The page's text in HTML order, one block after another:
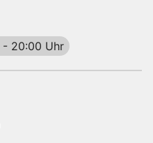
- 20:00 Uhr